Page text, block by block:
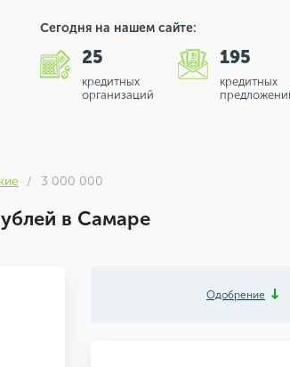
Сегодня на нашем сайте:
25
кредитных
организаций
195
кредитных
3 000 000
в Самаре
Одобрение